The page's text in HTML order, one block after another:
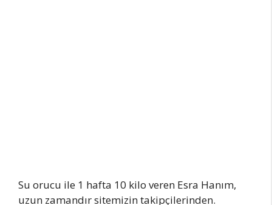
Su orucu ile 1 hafta 10 kilo veren Esra Hanım,
uzun zamandır sitemizin takipçilerinden.